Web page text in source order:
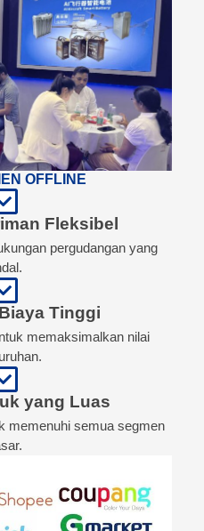
OFFLINE
Fleksibel
pergudangan yang
Tinggi
memaksimalkan nilai
yang Luas
memenuhi semua segmen